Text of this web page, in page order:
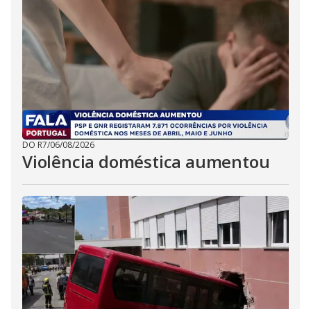
DO R7/06/08/2026
Violência doméstica aumentou